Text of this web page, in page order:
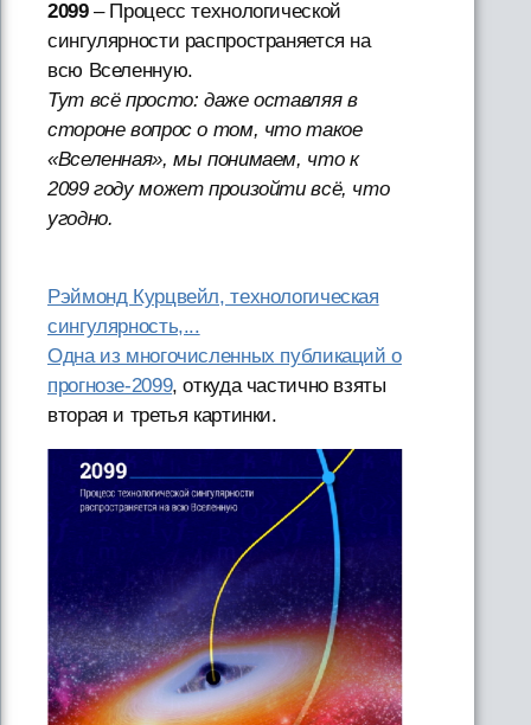
2099– Процесс технологической
сингулярности распространяется на
всю Вселенную.
Тут всё просто: даже оставляя в
стороне вопрос о том, что такое
«Вселенная», мы понимаем, что к
2099 году может произойти всё, что
угодно.
Рэймонд Курцвейл, технологическая
сингулярность,...
Одна из многочисленных публикаций о
прогнозе-2099, откуда частично взяты
вторая и третья картинки.